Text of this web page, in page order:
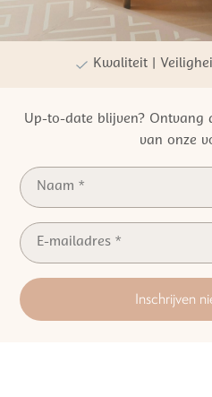
Persoonlijke
Kwaliteit |
Up-to-date blijven? Ontvang
van onze
Inschrijven